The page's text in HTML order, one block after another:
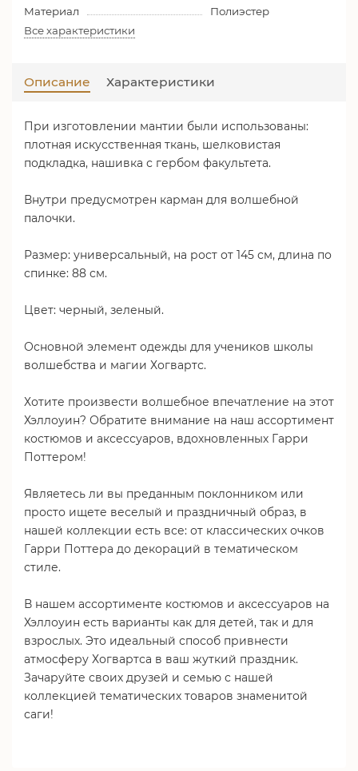
Материал
Полиэстер
Все характеристики
Описание Характеристики
При изготовлении мантии были использованы:
плотная искусственная ткань, шелковистая
подкладка, нашивка с гербом факультета.
Внутри предусмотрен карман для волшебной
палочки.
Размер: универсальный, на рост от 145 см, длина по
спинке: 88 см.
Цвет: черный, зеленый.
Основной элемент одежды для учеников школы
волшебства и магии Хогвартс.
Хотите произвести волшебное впечатление на этот
Хэллоуин? Обратите внимание на наш ассортимент
костюмов и аксессуаров, вдохновленных Гарри
Поттером!
Являетесь ли вы преданным поклонником или
просто ищете веселый и праздничный образ, в
нашей коллекции есть все: от классических очков
Гарри Поттера до декораций в тематическом
стиле.
В нашем ассортименте костюмов и аксессуаров на
Хэллоуин есть варианты как для детей, так и для
взрослых. Это идеальный способ привнести
атмосферу Хогвартса в ваш жуткий праздник.
Зачаруйте своих друзей и семью с нашей
коллекцией тематических товаров знаменитой
саги!